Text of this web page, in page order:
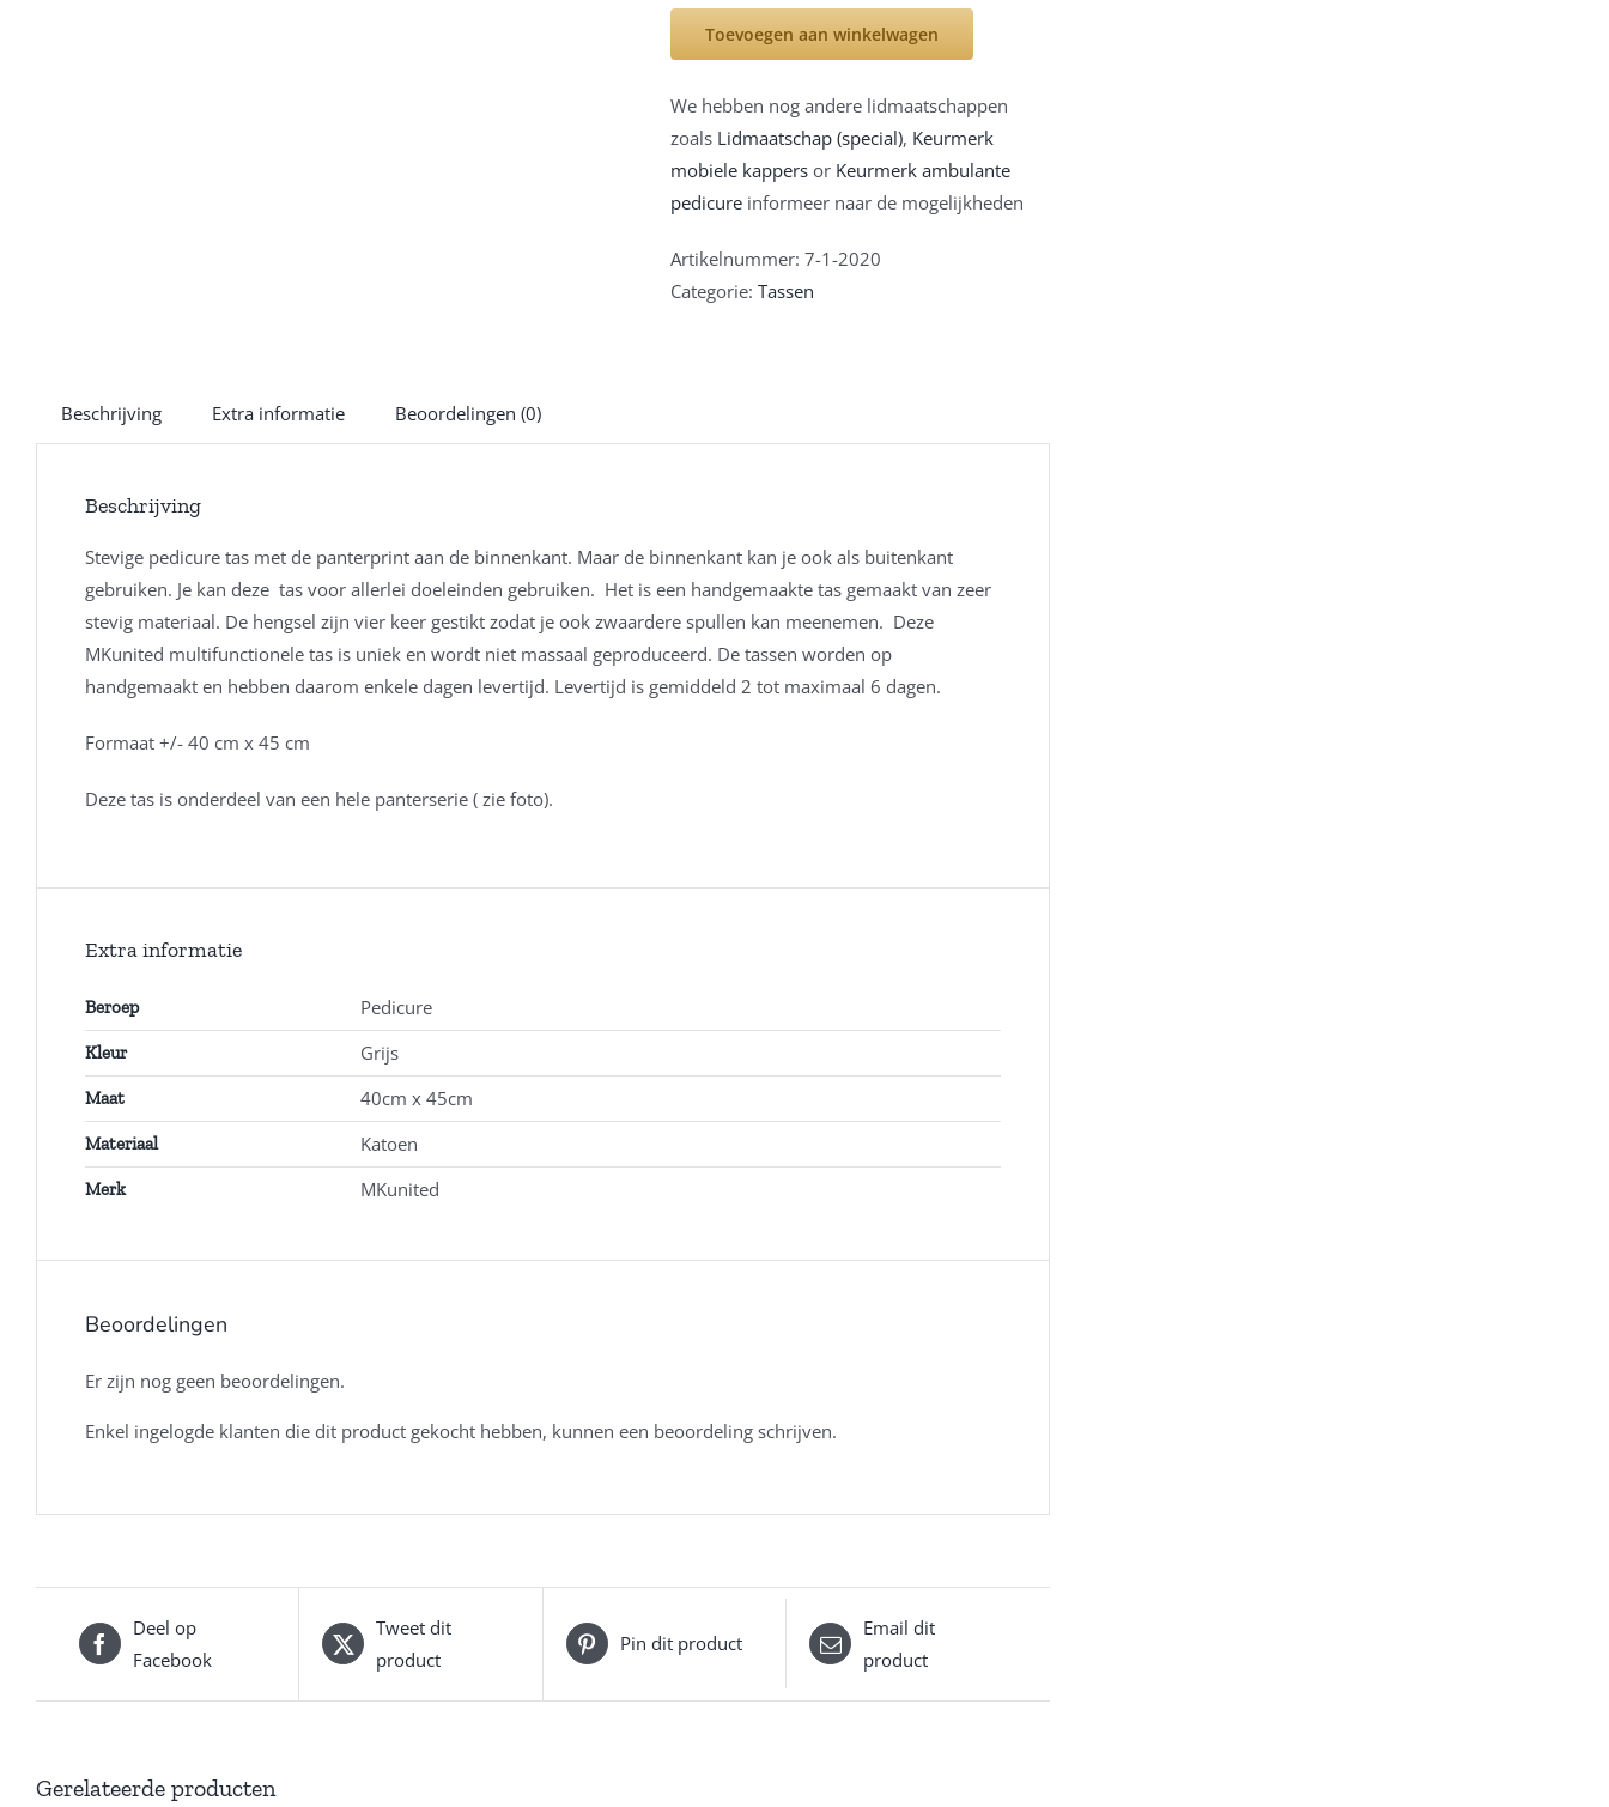
MKunited
pedicure
(+/-
40
cm
x
cm)
aantal
Toevoegen aan winkelwagen
We hebben nog andere lidmaatschappen
zoals Lidmaatschap (special), Keurmerk
mobiele kappers or Keurmerk ambulante
pedicure informeer naar de mogelijkheden
Artikelnummer: 7-1-2020
Categorie: Tassen
Beschrijving Extra informatie Beoordelingen (0)
Beschrijving
Stevige pedicure tas met de panterprint aan de binnenkant. Maar de binnenkant kan je ook als buitenkant
gebruiken. Je kan deze tas voor allerlei doeleinden gebruiken. Het is een handgemaakte tas gemaakt van zeer
stevig materiaal. De hengsel zijn vier keer gestikt zodat je ook zwaardere spullen kan meenemen. Deze
MKunited multifunctionele tas is uniek en wordt niet massaal geproduceerd. De tassen worden op
handgemaakt en hebben daarom enkele dagen levertijd. Levertijd is gemiddeld 2 tot maximaal 6 dagen.
Formaat +/- 40 cm x 45 cm
Deze tas is onderdeel van een hele panterserie ( zie foto).
Extra informatie
Beroep Pedicure
Kleur Grijs
Maat 40cm x 45cm
Materiaal Katoen
Merk MKunited
Beoordelingen
Er zijn nog geen beoordelingen.
Enkel ingelogde klanten die dit product gekocht hebben, kunnen een beoordeling schrijven.
Deel op
Facebook
Tweet dit
product
Pin dit product
Email dit
product
Gerelateerde producten